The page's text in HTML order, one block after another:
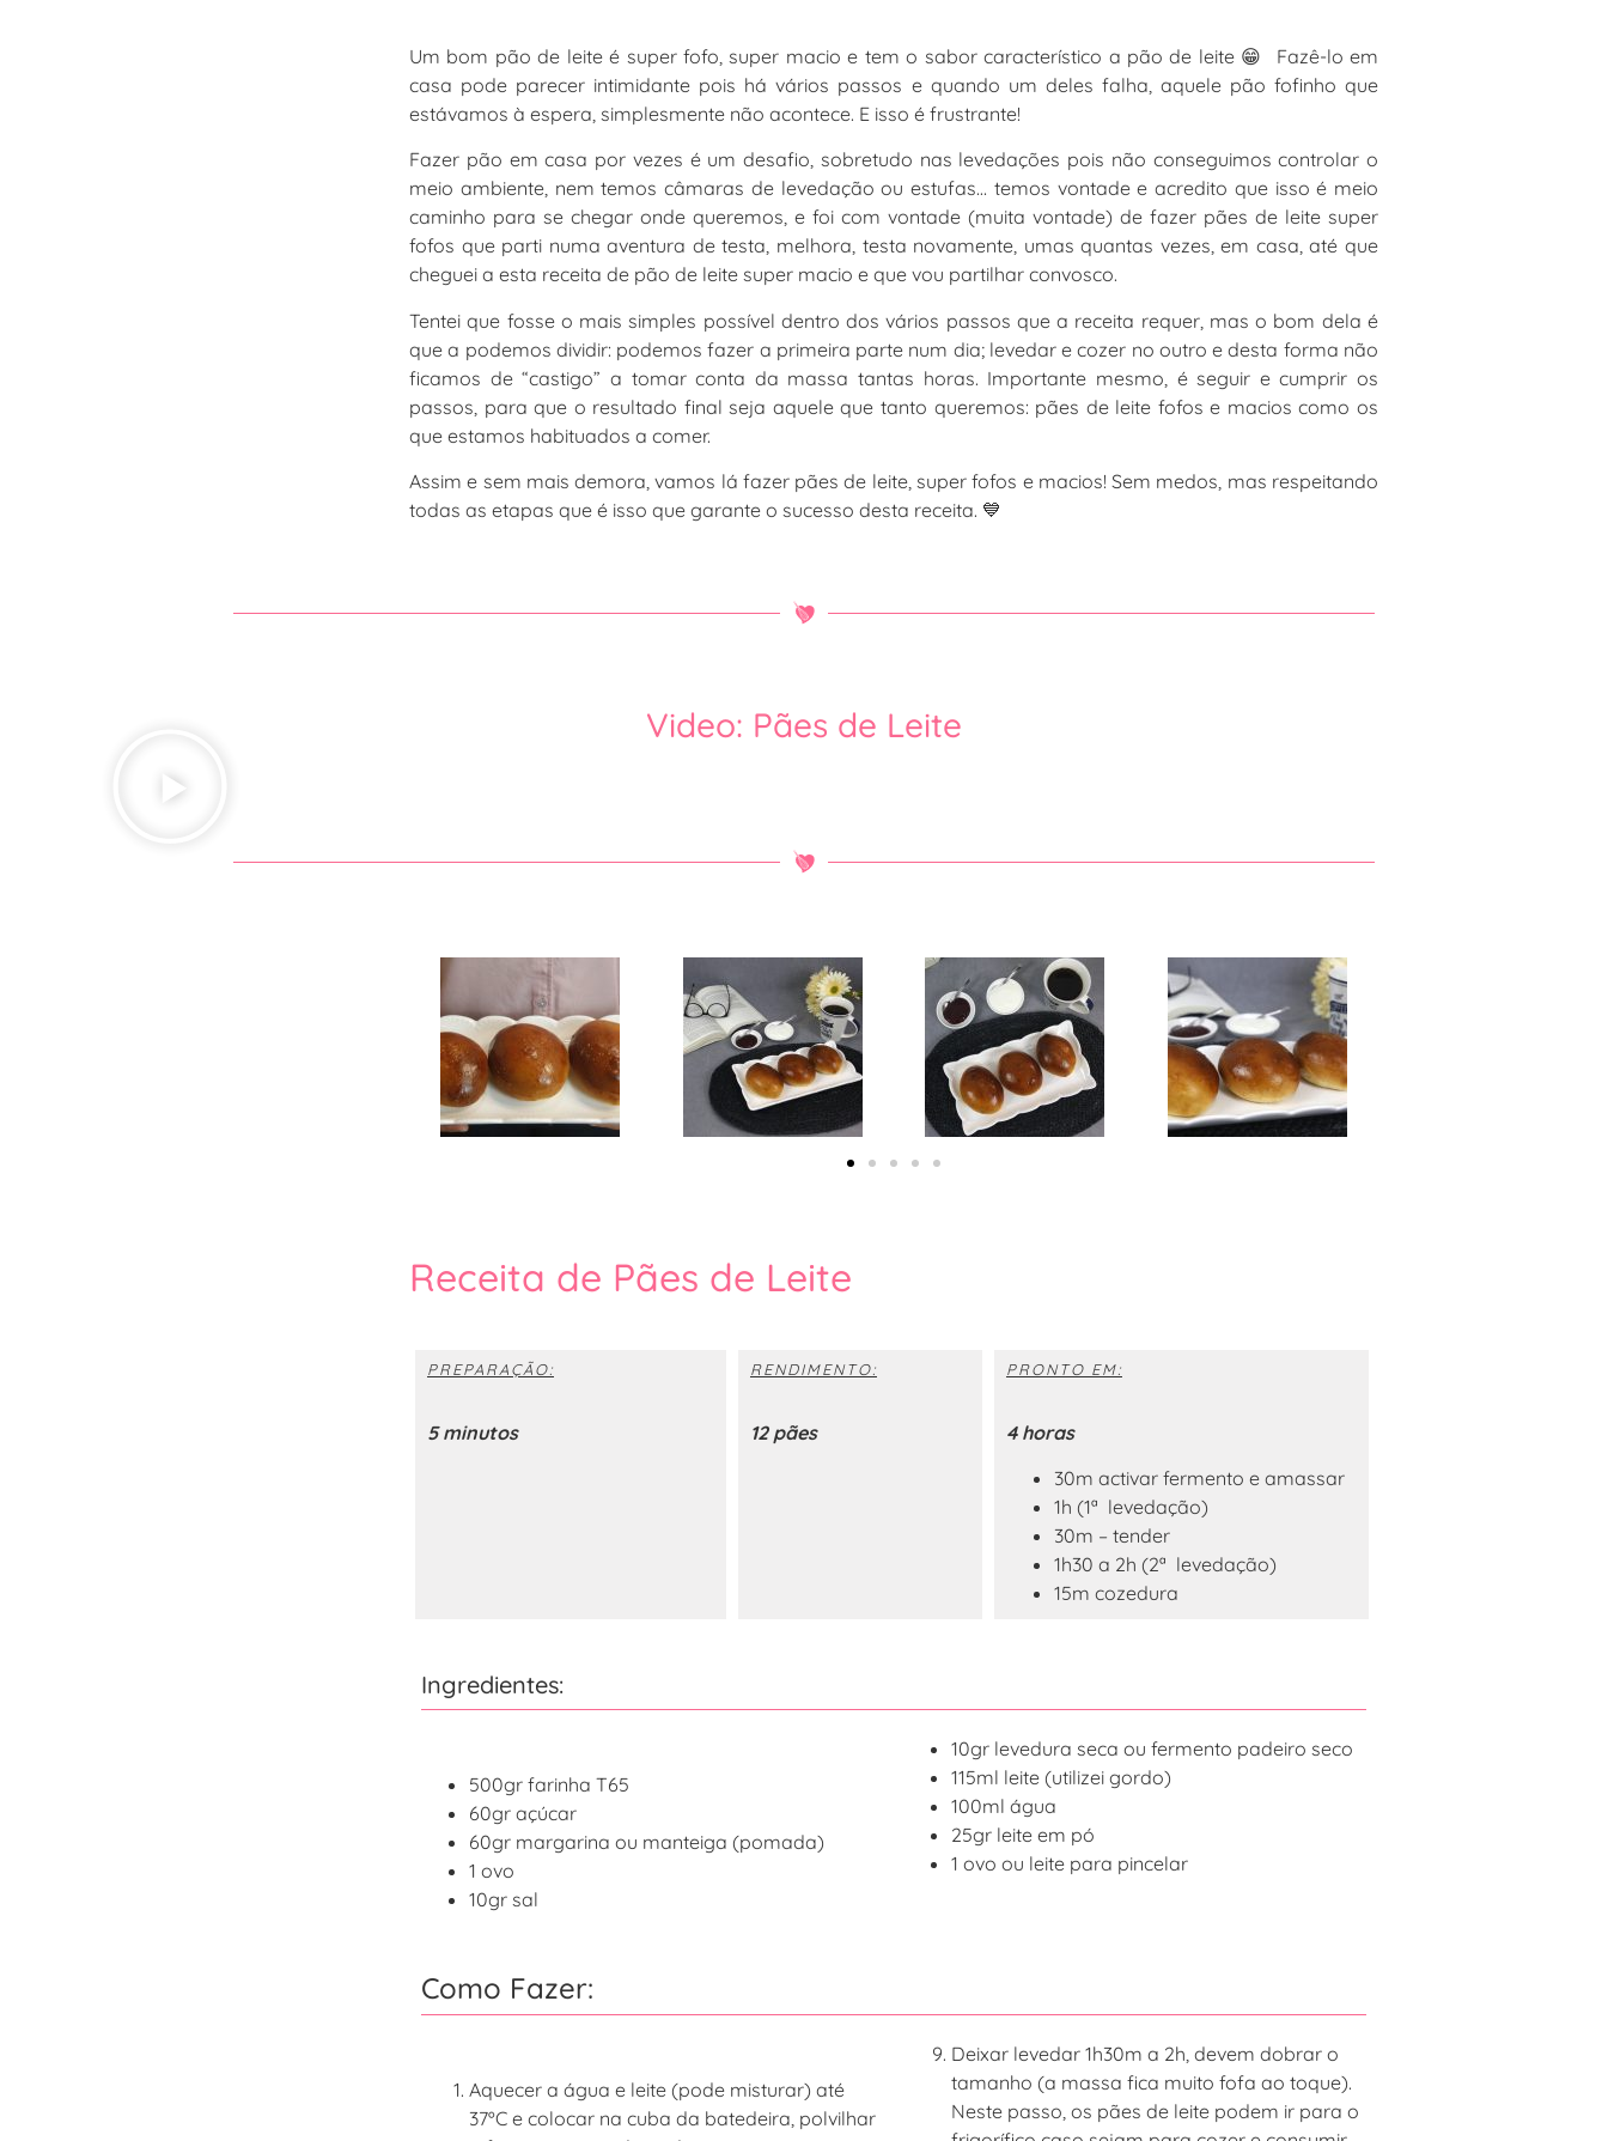
Um bom pão de leite é super fofo, super macio e tem o sabor característico a pão de leite 😁 Fazê-lo em
casa pode parecer intimidante pois há vários passos e quando um deles falha, aquele pão fofinho que
estávamos à espera, simplesmente não acontece. E isso é frustrante!
Fazer pão em casa por vezes é um desafio, sobretudo nas levedações pois não conseguimos controlar o
meio ambiente, nem temos câmaras de levedação ou estufas… temos vontade e acredito que isso é meio
caminho para se chegar onde queremos, e foi com vontade (muita vontade) de fazer pães de leite super
fofos que parti numa aventura de testa, melhora, testa novamente, umas quantas vezes, em casa, até que
cheguei a esta receita de pão de leite super macio e que vou partilhar convosco.
Tentei que fosse o mais simples possível dentro dos vários passos que a receita requer, mas o bom dela é
que a podemos dividir: podemos fazer a primeira parte num dia; levedar e cozer no outro e desta forma não
ficamos de “castigo” a tomar conta da massa tantas horas. Importante mesmo, é seguir e cumprir os
passos, para que o resultado final seja aquele que tanto queremos: pães de leite fofos e macios como os
que estamos habituados a comer.
Assim e sem mais demora, vamos lá fazer pães de leite, super fofos e macios! Sem medos, mas respeitando
todas as etapas que é isso que garante o sucesso desta receita. 💙
Video: Pães de Leite
Receita de Pães de Leite
PREPARAÇÃO:
5 minutos
RENDIMENTO:
12 pães
PRONTO EM:
4 horas
30m activar fermento e amassar
1h (1ª levedação)
30m – tender
1h30 a 2h (2ª levedação)
15m cozedura
Ingredientes:
500gr farinha T65
60gr açúcar
60gr margarina ou manteiga (pomada)
1 ovo
10gr sal
10gr levedura seca ou fermento padeiro seco
115ml leite (utilizei gordo)
100ml água
25gr leite em pó
1 ovo ou leite para pincelar
Como Fazer:
Aquecer a água e leite (pode misturar) até
37ºC e colocar na cuba da batedeira, polvilhar
Deixar levedar 1h30m a 2h, devem dobrar o
tamanho (a massa fica muito fofa ao toque).
Neste passo, os pães de leite podem ir para o